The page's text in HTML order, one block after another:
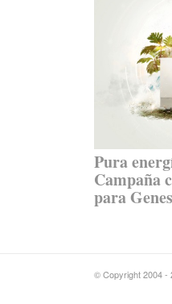
Pura
Campaña
para
© Copyright 2004 -